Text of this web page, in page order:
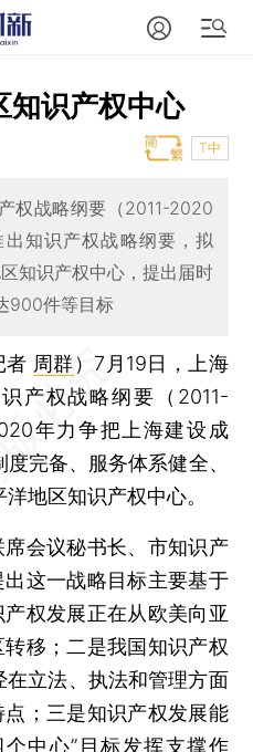
知识产权中心
T中
权战略纲要（2011-2020
知识产权战略纲要，拟
知识产权中心，提出届时
900件等目标
者 周群） 7月19日，上海
产权战略纲要（2011-
年力争把上海建设成
完备、服务体系健全、
地区知识产权中心。
议秘书长、市知识产
这一战略目标主要基于
权发展正在从欧美向亚
移；二是我国知识产权
立法、执法和管理方面
；三是知识产权发展能
中心”目标发挥支撑作